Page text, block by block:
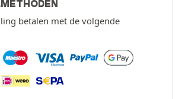
betalen met de volgende